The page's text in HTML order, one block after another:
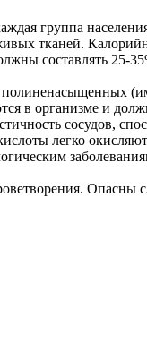
группа
тканей.
составлять 25-
полиненасыщенных
в организме и
сосудов,
легко
Опасны